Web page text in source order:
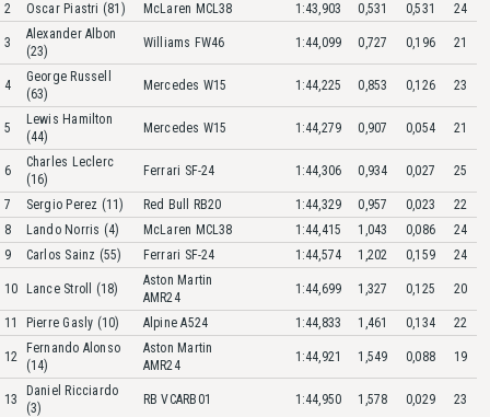
2 Oscar Piastri (81) McLaren MCL38 1:43,903 0,531 0,531 24
3
Alexander Albon
(23)
Williams FW46 1:44,099 0,727 0,196 21
4
George Russell
(63)
Mercedes W15 1:44,225 0,853 0,126 23
5
Lewis Hamilton
(44)
Mercedes W15 1:44,279 0,907 0,054 21
6
Charles Leclerc
(16)
Ferrari SF-24 1:44,306 0,934 0,027 25
7 Sergio Perez (11) Red Bull RB20 1:44,329 0,957 0,023
22
8
Lando Norris (4) McLaren MCL38 1:44,415 1,043 0,086
24
9
Carlos Sainz (55) Ferrari SF-24 1:44,574 1,202 0,159 24
10 Lance Stroll (18)
Aston Martin
AMR24
1:44,699 1,327 0,125 20
11 Pierre Gasly (10) Alpine A524 1:44,833 1,461 0,134 22
12
Fernando Alonso
(14)
Aston Martin
AMR24
1:44,921 1,549 0,088 19
13
Daniel Ricciardo
(3)
RB VCARB01 1:44,950 1,578 0,029 23